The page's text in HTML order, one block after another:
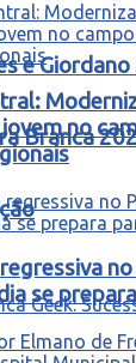
e
Branca
no
se